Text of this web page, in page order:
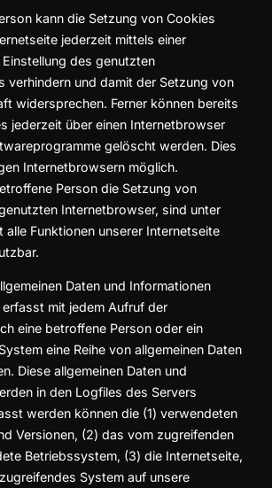
kann die Setzung von Cookies
jederzeit mittels einer
des genutzten
verhindern und damit der Setzung von
widersprechen. Ferner können bereits
jederzeit über einen Internetbrowser
gelöscht werden. Dies
Internetbrowsern möglich.
Person die Setzung von
Internetbrowser, sind unter
alle Funktionen unserer Internetseite
Daten und Informationen
mit jedem Aufruf der
eine betroffene Person oder ein
eine Reihe von allgemeinen Daten
Diese allgemeinen Daten und
in den Logfiles des Servers
werden können die (1) verwendeten
Versionen, (2) das vom zugreifenden
Betriebssystem, (3) die Internetseite,
System auf unsere